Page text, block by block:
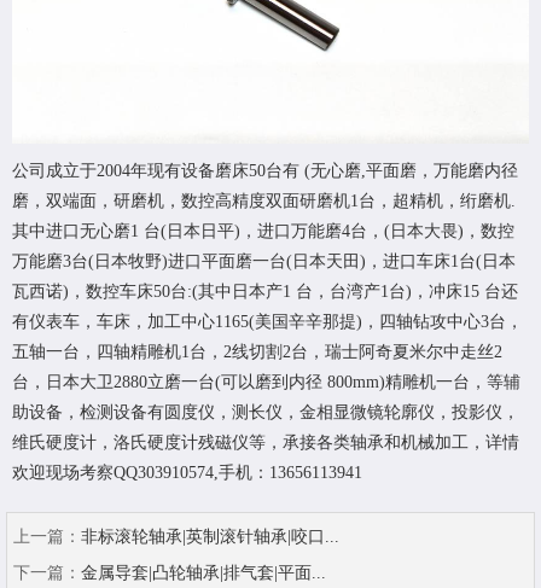
公司成立于2004年现有设备磨床50台有 (无心磨,平面磨，万能磨内径
磨，双端面，研磨机，数控高精度双面研磨机1台，超精机，绗磨机.
其中进口无心磨1 台(日本日平)，进口万能磨4台，(日本大畏)，数控
万能磨3台(日本牧野)进口平面磨一台(日本天田)，进口车床1台(日本
瓦西诺)，数控车床50台:(其中日本产1 台，台湾产1台)，冲床15 台还
有仪表车，车床，加工中心1165(美国辛辛那提)，四轴钻攻中心3台，
五轴一台，四轴精雕机1台，2线切割2台，瑞士阿奇夏米尔中走丝2
台，日本大卫2880立磨一台(可以磨到内径 800mm)精雕机一台，等辅
助设备，检测设备有圆度仪，测长仪，金相显微镜轮廓仪，投影仪，
维氏硬度计，洛氏硬度计残磁仪等，承接各类轴承和机械加工，详情
欢迎现场考察QQ303910574,手机：13656113941
上一篇： 非标滚轮轴承|英制滚针轴承|咬口...
下一篇： 金属导套|凸轮轴承|排气套|平面...